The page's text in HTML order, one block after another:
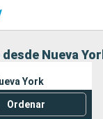
Nueva
York
Ordenar